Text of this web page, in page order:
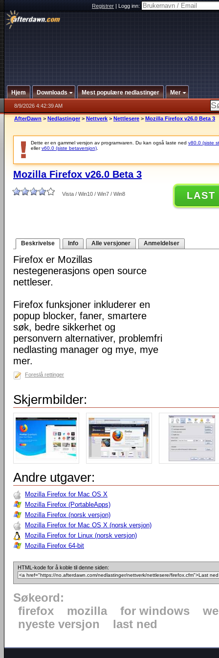
Registrer|Logg inn:
Hjem Downloads Mest populære nedlastinger Mer
8/9/2026 4:42:39 AM
AfterDawn > Nedlastinger > Nettverk > Nettlesere > Mozilla Firefox v26.0 Beta 3
Dette er en gammel versjon av programvaren. Du kan også laste ned v80.0 (siste
ellerv60.0 (siste betaversjon)
Mozilla Firefox v26.0 Beta 3
Vista / Win10 / Win7 / Win8 LAST
Beskrivelse Info Alle versjoner Anmeldelser
Firefox er Mozillas
nestegenerasjons open source
nettleser.
Firefox funksjoner inkluderer en
popup blocker, faner, smartere
søk, bedre sikkerhet og
personvern alternativer, problemfri
nedlasting manager og mye, mye
mer.
Foreslå rettinger
Skjermbilder:
Andre utgaver:
Mozilla Firefox for Mac OS X
Mozilla Firefox (PortableApps)
Mozilla Firefox (norsk versjon)
Mozilla Firefox for Mac OS X (norsk versjon)
Mozilla Firefox for Linux (norsk versjon)
Mozilla Firefox 64-bit
HTML-kode for å koble til denne siden:
Søkeord:
firefox
mozilla for windows
nyeste versjon
last ned